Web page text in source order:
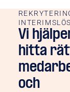
Vi
hitta
och